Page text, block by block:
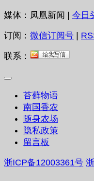
媒体：凤凰新闻 | 今日
订阅： 微信订阅号 |
联系：
苔藓物语
南国香农
随身农场
隐私政策
留言板
浙ICP备12003361号